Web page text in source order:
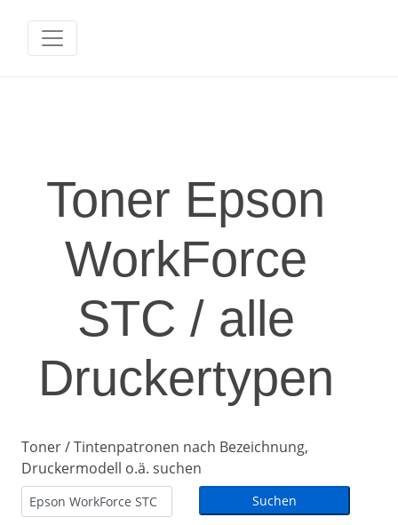
Toner Epson
WorkForce
STC / alle
Druckertypen
Toner / Tintenpatronen nach Bezeichnung,
Druckermodell o.ä. suchen